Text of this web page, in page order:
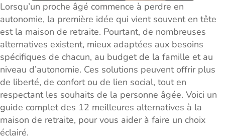
Lorsqu’un proche âgé commence à perdre en
autonomie, la première idée qui vient souvent en tête
est la maison de retraite. Pourtant, de nombreuses
alternatives existent, mieux adaptées aux besoins
spécifiques de chacun, au budget de la famille et au
niveau d’autonomie. Ces solutions peuvent offrir plus
de liberté, de confort ou de lien social, tout en
respectant les souhaits de la personne âgée. Voici un
guide complet des 12 meilleures alternatives à la
maison de retraite, pour vous aider à faire un choix
éclairé.